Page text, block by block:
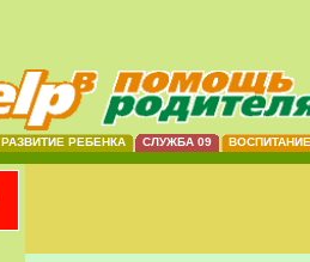
РАЗВИТИЕ РЕБЕНКА СЛУЖБА 09 ВОСПИТАНИЕ